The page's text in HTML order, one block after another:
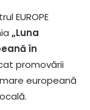
EUROPE
„Luna
în
promovării
europeană